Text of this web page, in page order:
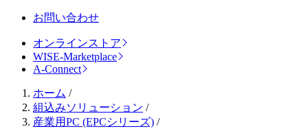
お問い合わせ
オンラインストア
WISE-Marketplace
A-Connect
ホーム /
組込みソリューション /
産業用PC (EPCシリーズ) /